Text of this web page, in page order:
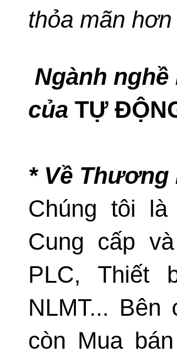
thỏa mãn
Ngành
của TỰ
* Về Thương
Chúng tôi
Cung cấp
PLC, Thiết
NLMT... Bên
còn Mua